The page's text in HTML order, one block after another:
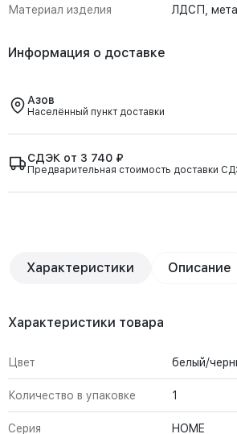
Материал изделия
ЛДСП,
Информация о доставке
Азов
Населённый пункт доставки
СДЭК от 3 740 ₽
Предварительная стоимость доставки
Характеристики Описание
Характеристики товара
Цвет белый/
Количество в упаковке 1
Серия HOME